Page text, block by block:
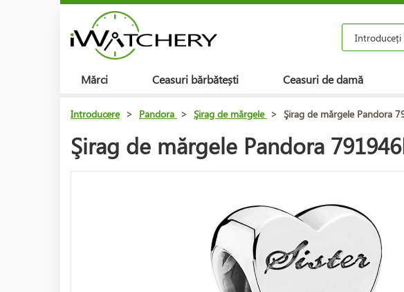
Mărci Ceasuri bărbătești Ceasuri de damă
Introducere > Pandora > Şirag de mărgele > Şirag de mărgele Pandora
Şirag de mărgele Pandora